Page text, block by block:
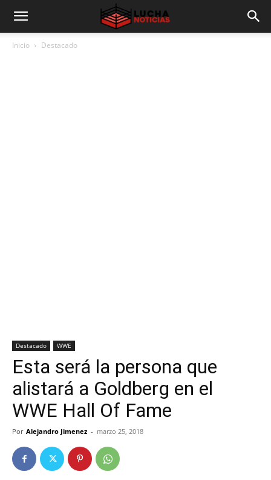
Inicio Destacado
Destacado WWE
Esta será la persona que
alistará a Goldberg en el
WWE Hall Of Fame
Por Alejandro Jimenez - marzo 25, 2018